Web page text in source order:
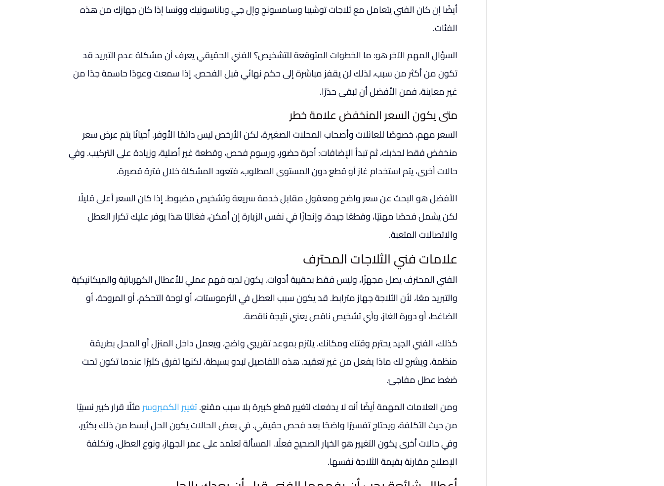
أيضًا إن كان الفني يتعامل مع ثلاجات توشيبا وسامسونج وإل جي وباناسونيك وونسا إذا كان جهازك من هذه
الفئات.
السؤال المهم الآخر هو: ما الخطوات المتوقعة للتشخيص؟ الفني الحقيقي يعرف أن مشكلة عدم التبريد قد
تكون من أكثر من سبب، لذلك لن يقفز مباشرة إلى حكم نهائي قبل الفحص. إذا سمعت وعودًا حاسمة جدًا من
غير معاينة، فمن الأفضل أن تبقى حذرًا.
متى يكون السعر المنخفض علامة خطر
السعر مهم، خصوصًا للعائلات وأصحاب المحلات الصغيرة، لكن الأرخص ليس دائمًا الأوفر. أحيانًا يتم عرض سعر
منخفض فقط لجذبك، ثم تبدأ الإضافات: أجرة حضور، ورسوم فحص، وقطعة غير أصلية، وزيادة على التركيب. وفي
حالات أخرى، يتم استخدام غاز أو قطع دون المستوى المطلوب، فتعود المشكلة خلال فترة قصيرة.
الأفضل هو البحث عن سعر واضح ومعقول مقابل خدمة سريعة وتشخيص مضبوط. إذا كان السعر أعلى قليلًا
لكن يشمل فحصًا مهنيًا، وقطعًا جيدة، وإنجازًا في نفس الزيارة إن أمكن، فغالبًا هذا يوفر عليك تكرار العطل
والاتصالات المتعبة.
علامات فني الثلاجات المحترف
الفني المحترف يصل مجهزًا، وليس فقط بحقيبة أدوات. يكون لديه فهم عملي للأعطال الكهربائية والميكانيكية
والتبريد معًا، لأن الثلاجة جهاز مترابط. قد يكون سبب العطل في الثرموستات، أو لوحة التحكم، أو المروحة، أو
الضاغط، أو دورة الغاز، وأي تشخيص ناقص يعني نتيجة ناقصة.
كذلك، الفني الجيد يحترم وقتك ومكانك. يلتزم بموعد تقريبي واضح، ويعمل داخل المنزل أو المحل بطريقة
منظمة، ويشرح لك ماذا يفعل من غير تعقيد. هذه التفاصيل تبدو بسيطة، لكنها تفرق كثيرًا عندما تكون تحت
ضغط عطل مفاجئ.
ومن العلامات المهمة أيضًا أنه لا يدفعك لتغيير قطع كبيرة بلا سبب مقنع.تغيير الكمبروسرمثلًا قرار كبير نسبيًا
من حيث التكلفة، ويحتاج تفسيرًا واضحًا بعد فحص حقيقي. في بعض الحالات يكون الحل أبسط من ذلك بكثير،
وفي حالات أخرى يكون التغيير هو الخيار الصحيح فعلًا. المسألة تعتمد على عمر الجهاز، ونوع العطل، وتكلفة
الإصلاح مقارنة بقيمة الثلاجة نفسها.